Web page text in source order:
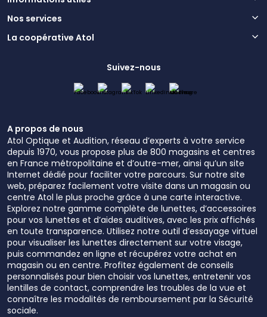
Nos services
La coopérative Atol
Suivez-nous
A propos de nous
Atol Optique et Audition, réseau d’experts à votre service
depuis 1970, vous propose plus de 800 magasins et centres
en France métropolitaine et d’outre-mer, ainsi qu’un site
Internet dédié pour faciliter votre parcours. Sur notre site
web, préparez facilement votre visite dans un magasin ou
centre Atol le plus proche grâce à une carte interactive.
Explorez notre gamme complète de lunettes, d’accessoires
pour vos lunettes et d’aides auditives, avec les prix affichés
en toute transparence. Utilisez notre outil d’essayage virtuel
pour visualiser les lunettes directement sur votre visage,
puis commandez en ligne et récupérez votre achat en
magasin ou en centre. Profitez également de conseils
personnalisés pour bien choisir vos lunettes, entretenir vos
lentilles de contact, comprendre les troubles de la vue et
connaître les modalités de remboursement par la Sécurité
sociale.